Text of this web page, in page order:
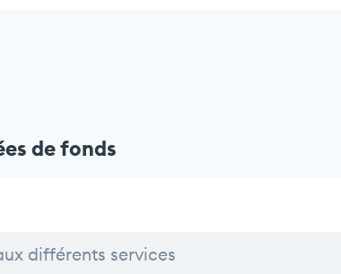
de fonds
différents services